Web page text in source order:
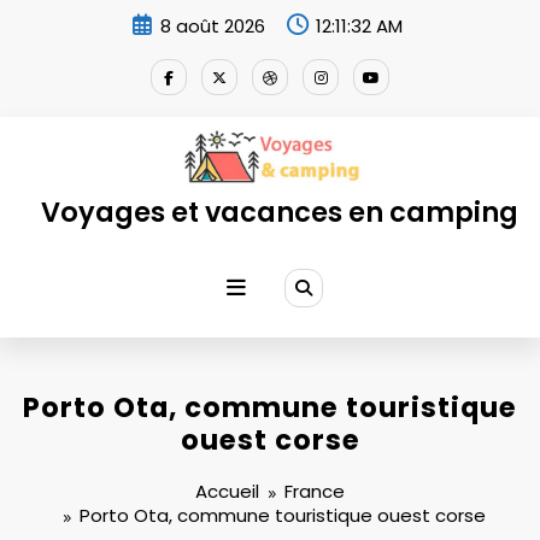
8 août 2026 12:11:33 AM
Voyages et vacances en camping
Porto Ota, commune touristique
ouest corse
Accueil
France
Porto Ota, commune touristique ouest corse